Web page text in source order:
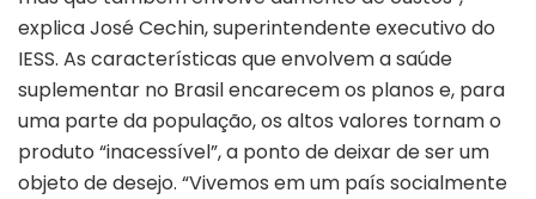
explica José Cechin, superintendente executivo do
IESS. As características que envolvem a saúde
suplementar no Brasil encarecem os planos e, para
uma parte da população, os altos valores tornam o
produto “inacessível”, a ponto de deixar de ser um
objeto de desejo. “Vivemos em um país socialmente